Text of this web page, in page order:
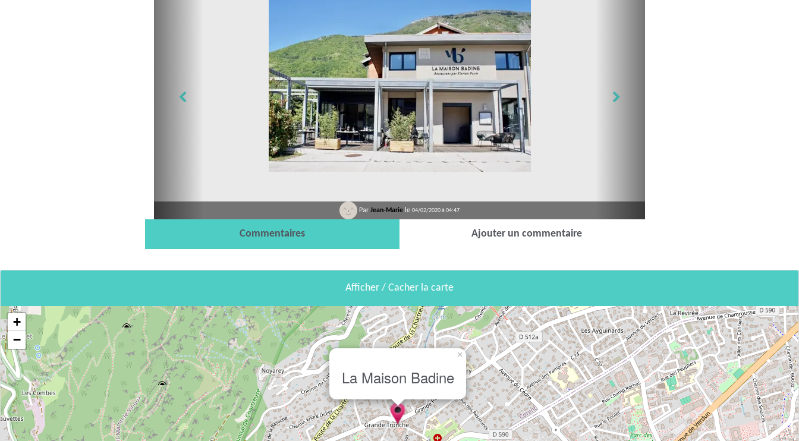
Par Jean-Marie le 04/02/2020 à 04:47
Commentaires Ajouter un commentaire
Afficher / Cacher la carte
La Maison Badine
×
+
−